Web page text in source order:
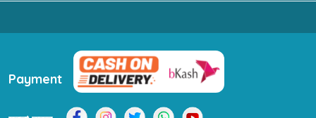
Payment